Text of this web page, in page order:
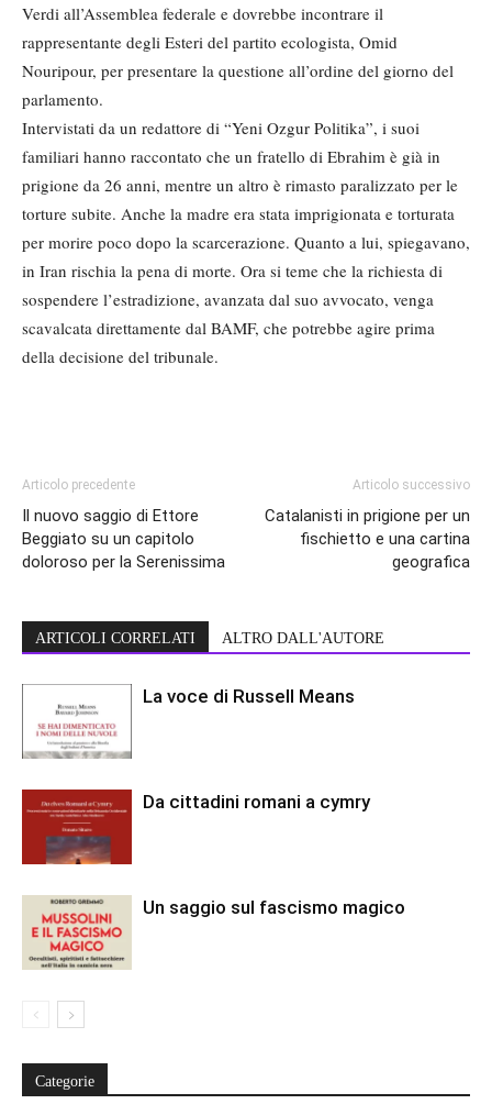
Verdi all’Assemblea federale e dovrebbe incontrare il
rappresentante degli Esteri del partito ecologista, Omid
Nouripour, per presentare la questione all’ordine del giorno del
parlamento.
Intervistati da un redattore di “Yeni Ozgur Politika”, i suoi
familiari hanno raccontato che un fratello di Ebrahim è già in
prigione da 26 anni, mentre un altro è rimasto paralizzato per le
torture subite. Anche la madre era stata imprigionata e torturata
per morire poco dopo la scarcerazione. Quanto a lui, spiegavano,
in Iran rischia la pena di morte. Ora si teme che la richiesta di
sospendere l’estradizione, avanzata dal suo avvocato, venga
scavalcata direttamente dal BAMF, che potrebbe agire prima
della decisione del tribunale.
Articolo precedente
Il nuovo saggio di Ettore
Beggiato su un capitolo
doloroso per la Serenissima
Articolo successivo
Catalanisti in prigione per un
fischietto e una cartina
geografica
ARTICOLI CORRELATI ALTRO DALL'AUTORE
La voce di Russell Means
Da cittadini romani a cymry
Un saggio sul fascismo magico
Categorie